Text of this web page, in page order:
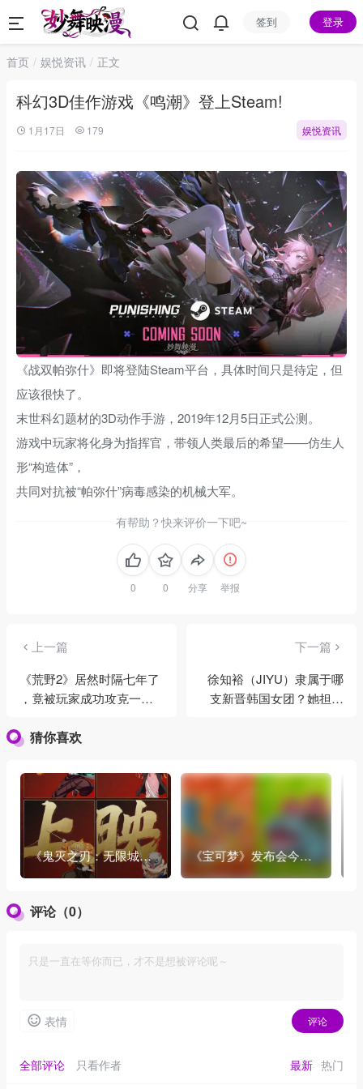
签到 登录
首页 娱悦资讯 正文
科幻3D佳作游戏《鸣潮》登上Steam!
1月17日 179 娱悦资讯
《战双帕弥什》即将登陆Steam平台，具体时间只是待定，但
应该很快了。
末世科幻题材的3D动作手游，2019年12月5日正式公测。
游戏中玩家将化身为指挥官，带领人类最后的希望——仿生人
形“构造体”，
共同对抗被“帕弥什”病毒感染的机械大军。
有帮助？快来评价一下吧~
分享 举报
上一篇
《荒野2》居然时隔七年了
，竟被玩家成功攻克一个
下一篇
徐知裕（JIYU）隶属于哪
支新晋韩国女团？她担任
猜你喜欢
《鬼灭之刃：无限城篇
》首映破亿表现良好
《宝可梦》发布会今天
就到来了，令人期待！
评论（0）
表情 评论
全部评论 只看作者 最新 热门